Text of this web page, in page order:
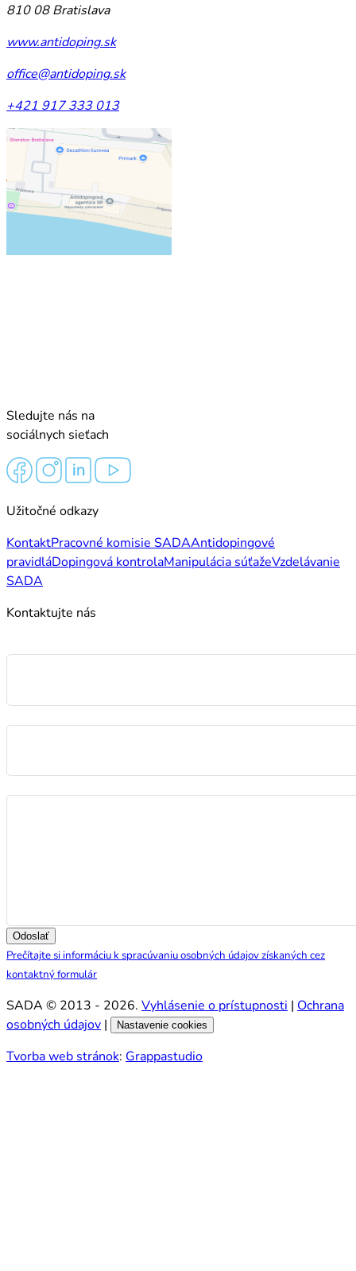
810 08 Bratislava
www.antidoping.sk
office@antidoping.sk
+421 917 333 013
Sledujte nás na
sociálnych sieťach
Užitočné odkazy
KontaktPracovné komisie SADAAntidopingové
pravidláDopingová kontrolaManipulácia súťažeVzdelávanie
SADA
Kontaktujte nás
Odoslať
Prečítajte si informáciu k spracúvaniu osobných údajov získaných cez
kontaktný formulár
SADA © 2013 - 2026. Vyhlásenie o prístupnosti | Ochrana
osobných údajov | Nastavenie cookies
Tvorba web stránok: Grappastudio